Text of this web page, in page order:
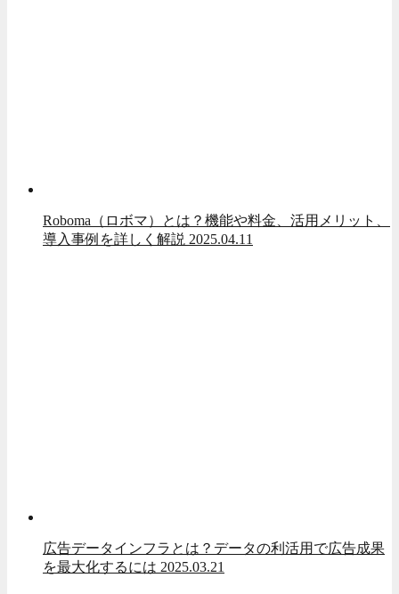
Roboma（ロボマ）とは？機能や料金、活用メリット、
導入事例を詳しく解説 2025.04.11
広告データインフラとは？データの利活用で広告成果
を最大化するには 2025.03.21